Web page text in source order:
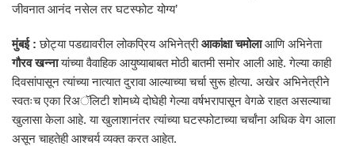
जीवनात आनंद नसेल तर घटस्फोट योग्य’
मुंबई : छोट्या पडद्यावरील लोकप्रिय अभिनेत्रीआकांक्षा चमोलाआणि अभिनेता
गौरव खन्नायांच्या वैवाहिक आयुष्याबाबत मोठी बातमी समोर आली आहे. गेल्या काही
दिवसांपासून त्यांच्या नात्यात दुरावा आल्याच्या चर्चा सुरू होत्या. अखेर अभिनेत्रीने
स्वतःच एका रिअॅलिटी शोमध्ये दोघेही गेल्या वर्षभरापासून वेगळे राहत असल्याचा
खुलासा केला आहे. या खुलाशानंतर त्यांच्या घटस्फोटाच्या चर्चांना अधिक वेग आला
असून चाहतेही आश्चर्य व्यक्त करत आहेत.